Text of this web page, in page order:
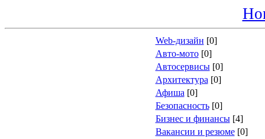
Web-дизайн [0]
Авто-мото[0]
Автосервисы[0]
Архитектура [0]
Афиша [0]
Безопасность[0]
Бизнес и финансы[4]
Вакансии и резюме[0]